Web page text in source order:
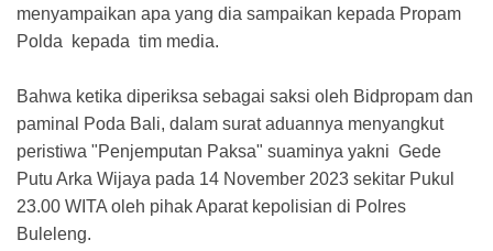
menyampaikan apa yang dia sampaikan kepada Propam
Polda kepada tim media.
Bahwa ketika diperiksa sebagai saksi oleh Bidpropam dan
paminal Poda Bali, dalam surat aduannya menyangkut
peristiwa "Penjemputan Paksa" suaminya yakni Gede
Putu Arka Wijaya pada 14 November 2023 sekitar Pukul
23.00 WITA oleh pihak Aparat kepolisian di Polres
Buleleng.